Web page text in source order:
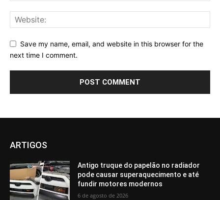
Save my name, email, and website in this browser for the
next time I comment.
ARTIGOS
Antigo truque do papelão no radiador
pode causar superaquecimento e até
fundir motores modernos
6 de agosto de 2026